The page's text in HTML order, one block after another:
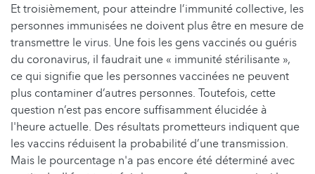
Et troisièmement, pour atteindre l’immunité collective, les
personnes immunisées ne doivent plus être en mesure de
transmettre le virus. Une fois les gens vaccinés ou guéris
du coronavirus, il faudrait une « immunité stérilisante »,
ce qui signifie que les personnes vaccinées ne peuvent
plus contaminer d’autres personnes. Toutefois, cette
question n’est pas encore suffisamment élucidée à
l'heure actuelle. Des résultats prometteurs indiquent que
les vaccins réduisent la probabilité d’une transmission.
Mais le pourcentage n'a pas encore été déterminé avec